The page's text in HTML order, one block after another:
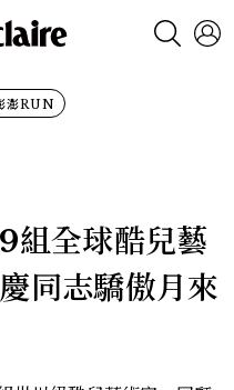
澎RUN
組全球酷兒藝
同志驕傲月來